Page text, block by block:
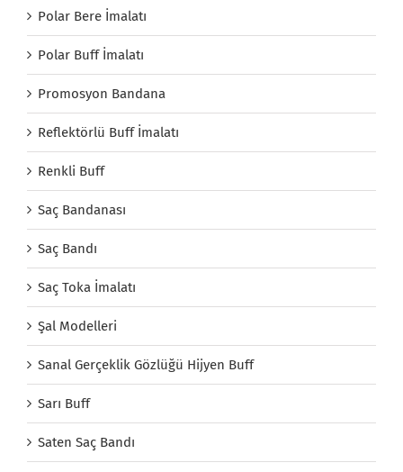
Polar Bere İmalatı
Polar Buff İmalatı
Promosyon Bandana
Reflektörlü Buff İmalatı
Renkli Buff
Saç Bandanası
Saç Bandı
Saç Toka İmalatı
Şal Modelleri
Sanal Gerçeklik Gözlüğü Hijyen Buff
Sarı Buff
Saten Saç Bandı